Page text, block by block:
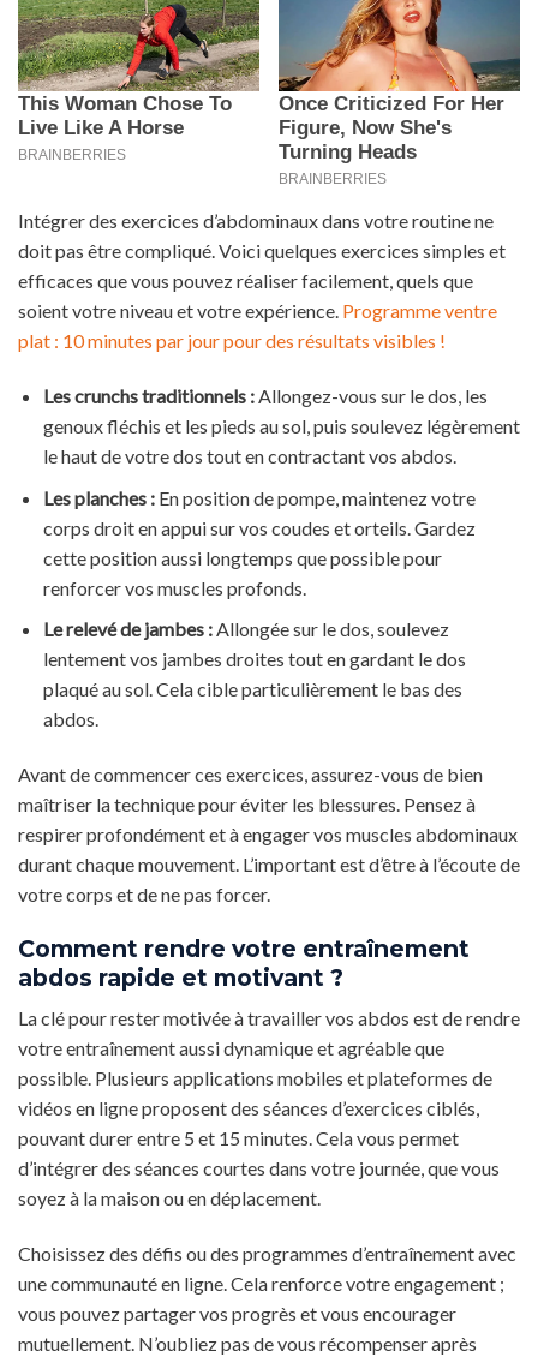
Intégrer des exercices d’abdominaux dans votre routine ne
doit pas être compliqué. Voici quelques exercices simples et
efficaces que vous pouvez réaliser facilement, quels que
soient votre niveau et votre expérience. Programme ventre
plat : 10 minutes par jour pour des résultats visibles !
Les crunchs traditionnels :Allongez-vous sur le dos, les
genoux fléchis et les pieds au sol, puis soulevez légèrement
le haut de votre dos tout en contractant vos abdos.
Les planches :En position de pompe, maintenez votre
corps droit en appui sur vos coudes et orteils. Gardez
cette position aussi longtemps que possible pour
renforcer vos muscles profonds.
Le relevé de jambes :Allongée sur le dos, soulevez
lentement vos jambes droites tout en gardant le dos
plaqué au sol. Cela cible particulièrement le bas des
abdos.
Avant de commencer ces exercices, assurez-vous de bien
maîtriser la technique pour éviter les blessures. Pensez à
respirer profondément et à engager vos muscles abdominaux
durant chaque mouvement. L’important est d’être à l’écoute de
votre corps et de ne pas forcer.
Comment rendre votre entraînement
abdos rapide et motivant ?
La clé pour rester motivée à travailler vos abdos est de rendre
votre entraînement aussi dynamique et agréable que
possible. Plusieurs applications mobiles et plateformes de
vidéos en ligne proposent des séances d’exercices ciblés,
pouvant durer entre 5 et 15 minutes. Cela vous permet
d’intégrer des séances courtes dans votre journée, que vous
soyez à la maison ou en déplacement.
Choisissez des défis ou des programmes d’entraînement avec
une communauté en ligne. Cela renforce votre engagement ;
vous pouvez partager vos progrès et vous encourager
mutuellement. N’oubliez pas de vous récompenser après